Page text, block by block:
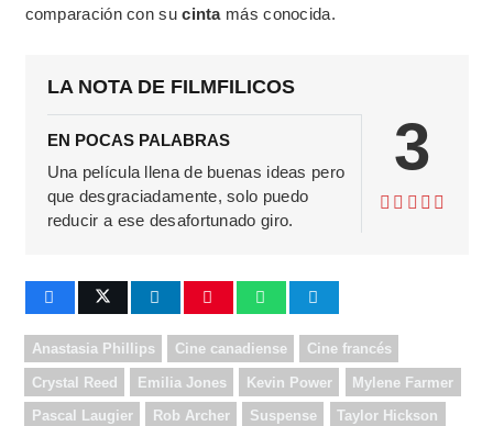
comparación con sucintamás conocida.
LA NOTA DE FILMFILICOS
EN POCAS PALABRAS
Una película llena de buenas ideas pero
que desgraciadamente, solo puedo
reducir a ese desafortunado giro.
3
Anastasia Phillips Cine canadiense Cine francés
Crystal Reed Emilia Jones Kevin Power Mylene Farmer
Pascal Laugier Rob Archer Suspense Taylor Hickson